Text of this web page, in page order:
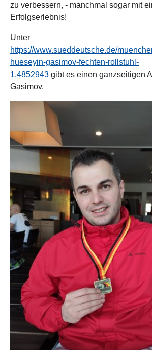
zu verbessern, - manchmal sogar mit
Erfolgserlebnis!
Unter
https://www.sueddeutsche.de/
hueseyin-gasimov-fechten-rollstuhl-
1.4852943 gibt es einen ganzseitigen
Gasimov.